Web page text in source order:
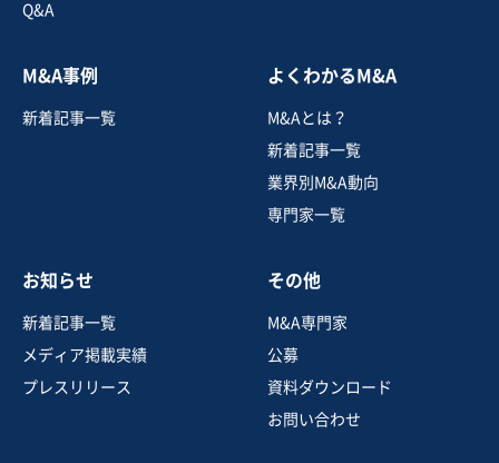
Q&A
M&A事例
新着記事一覧
よくわかるM&A
M&Aとは？
新着記事一覧
業界別M&A動向
専門家一覧
お知らせ
新着記事一覧
メディア掲載実績
プレスリリース
その他
M&A専門家
公募
資料ダウンロード
お問い合わせ